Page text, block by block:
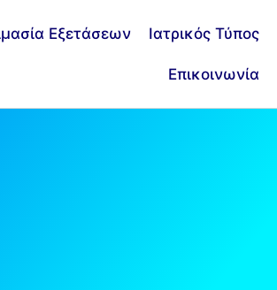
Εξετάσεων Ιατρικός Τύπος
Επικοινωνία